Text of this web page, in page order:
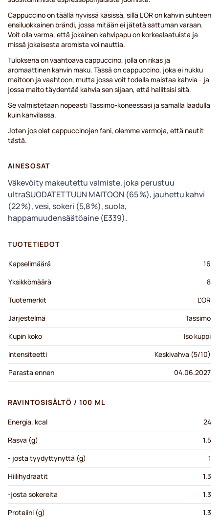
Cappuccino on täällä hyvissä käsissä, sillä L'OR on kahvin suhteen
ensiluokkainen brändi, jossa mitään ei jätetä sattuman varaan.
Voit olla varma, että jokainen kahvipapu on korkealaatuista ja
missä jokaisesta aromista voi nauttia.
Tuloksena on vaahtoava cappuccino, jolla on rikas ja
aromaattinen kahvin maku. Tässä on cappuccino, joka ei hukku
maitoon ja vaahtoon, mutta jossa voit todella maistaa kahvia - ja
jossa maito täydentää kahvia sen sijaan, että hallitsisi sitä.
Se valmistetaan nopeasti Tassimo-koneessasi ja samalla laadulla
kuin kahvilassa.
Joten jos olet cappuccinojen fani, olemme varmoja, että nautit
tästä.
AINESOSAT
Väkevöity makeutettu valmiste, joka perustuu
ultraSUODATETTUUN MAITOON (65 %), jauhettu kahvi
(22 %), vesi, sokeri (5,8 %), suola,
happamuudensäätöaine (E339).
TUOTETIEDOT
Kapselimäärä
16
Yksikkömäärä
8
Tuotemerkit
L'OR
Järjestelmä
Tassimo
Kupin koko
Iso kuppi
Intensiteetti
Keskivahva (5/10)
Parasta ennen
04.06.2027
RAVINTOSISÄLTÖ / 100 ML
Energia, kcal
24
Rasva (g)
1.5
- josta tyydyttynyttä (g)
1
Hiilihydraatit
1.3
-josta sokereita
1.3
Proteiini (g)
1.3